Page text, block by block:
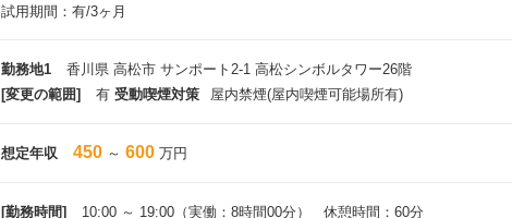
試用期間：有/3ヶ月
勤務地1
香川県 高松市 サンポート2-1 高松シンボルタワー26階
[変更の範囲]
有 受動喫煙対策 屋内禁煙(屋内喫煙可能場所有)
想定年収 450 ～ 600 万円
[勤務時間]
10:00 ～ 19:00（実働：8時間00分） 休憩時間：60分